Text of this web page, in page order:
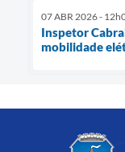
07 ABR 2026 -
Inspetor
mobilidade